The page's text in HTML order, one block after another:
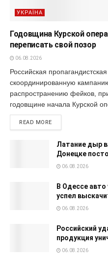
УКРАЇНА
Годовщина Курской
переписать свой позор
06.08.2026
Российская
скоординированную
распространению фейков,
годовщине начала Курской
READ MORE
Латание дыр
Донецке
06.08.2026
В Одессе
успел
06.08.2026
Российский
продукция
06.08.2026